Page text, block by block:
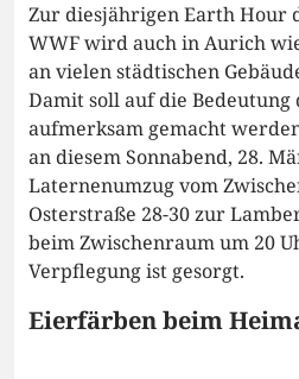
Zur diesjährigen Earth Hour
WWF wird auch in Aurich
an vielen städtischen
Damit soll auf die Bedeutung
aufmerksam gemacht
an diesem Sonnabend, 28.
Laternenumzug vom
Osterstraße 28-30 zur
beim Zwischenraum um 20
Verpflegung ist gesorgt.
Eierfärben beim